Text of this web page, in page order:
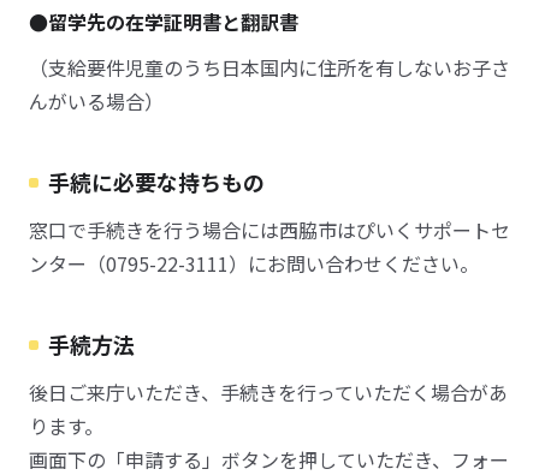
●留学先の在学証明書と翻訳書
（支給要件児童のうち日本国内に住所を有しないお子さ
んがいる場合）
手続に必要な持ちもの
窓口で手続きを行う場合には西脇市はぴいくサポートセ
ンター（0795-22-3111）にお問い合わせください。
手続方法
後日ご来庁いただき、手続きを行っていただく場合があ
ります。
画面下の「申請する」ボタンを押していただき、フォー